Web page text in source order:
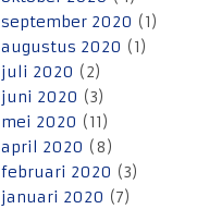
september 2020 (1)
augustus 2020 (1)
juli 2020 (2)
juni 2020 (3)
mei 2020 (11)
april 2020 (8)
februari 2020 (3)
januari 2020 (7)